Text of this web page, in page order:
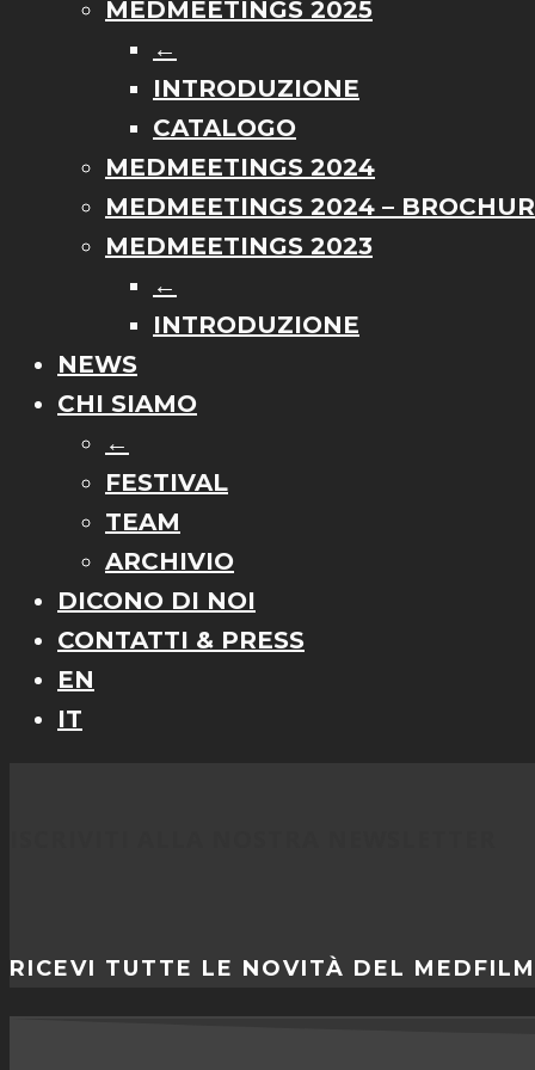
MEDMEETINGS 2025
←
INTRODUZIONE
CATALOGO
MEDMEETINGS 2024
MEDMEETINGS 2024 –
MEDMEETINGS 2023
←
INTRODUZIONE
NEWS
CHI SIAMO
←
FESTIVAL
TEAM
ARCHIVIO
DICONO DI NOI
CONTATTI & PRESS
EN
IT
RICEVI TUTTE LE NOVITÀ DEL MEDFILM